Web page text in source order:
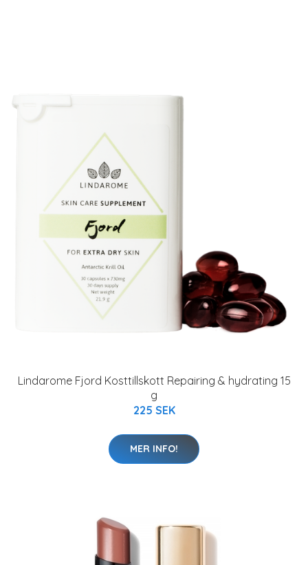
Lindarome Fjord Kosttillskott Repairing & hydrating 15
g
225 SEK
MER INFO!